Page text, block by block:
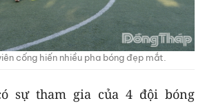
cống hiến nhiều pha bóng đẹp mắt.
sự tham gia của 4 đội bóng